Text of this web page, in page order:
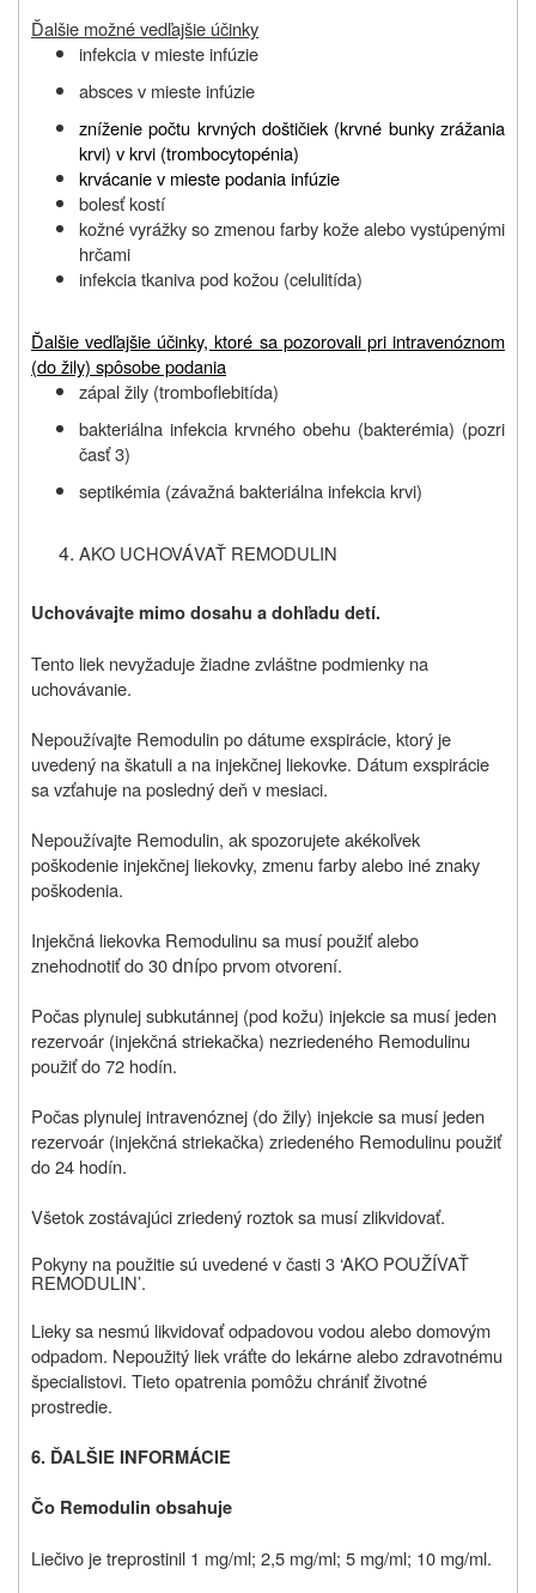
Ďalšie možné vedľajšie účinky
infekcia v mieste infúzie
absces v mieste infúzie
zníženie počtu krvných doštičiek (krvné bunky zrážania
krvi) v krvi (trombocytopénia)
krvácanie v mieste podania infúzie
bolesť kostí
kožné vyrážky so zmenou farby kože alebo vystúpenými
hrčami
infekcia tkaniva pod kožou (celulitída)
Ďalšie vedľajšie účinky, ktoré sa pozorovali pri intravenóznom
(do žily) spôsobe podania
zápal žily (tromboflebitída)
bakteriálna infekcia krvného obehu (bakterémia) (pozri
časť 3)
septikémia (závažná bakteriálna infekcia krvi)
AKO UCHOVÁVAŤ REMODULIN
Uchovávajte mimo dosahu a dohľadu detí.
Tento liek nevyžaduje žiadne zvláštne podmienky na
uchovávanie.
Nepoužívajte Remodulin po dátume exspirácie, ktorý je
uvedený na škatuli a na injekčnej liekovke. Dátum exspirácie
sa vzťahuje na posledný deň v mesiaci.
Nepoužívajte Remodulin, ak spozorujete akékoľvek
poškodenie injekčnej liekovky, zmenu farby alebo iné znaky
poškodenia.
Injekčná liekovka Remodulinu sa musí použiť alebo
znehodnotiť do 30dnípo prvom otvorení.
Počas plynulej subkutánnej (pod kožu) injekcie sa musí jeden
rezervoár (injekčná striekačka) nezriedeného Remodulinu
použiť do 72 hodín.
Počas plynulej intravenóznej (do žily) injekcie sa musí jeden
rezervoár (injekčná striekačka) zriedeného Remodulinu použiť
do 24 hodín.
Všetok zostávajúci zriedený roztok sa musí zlikvidovať.
Pokyny na použitie sú uvedené v časti 3 ‘AKO POUŽÍVAŤ
REMODULIN’.
Lieky sa nesmú likvidovať odpadovou vodou alebo domovým
odpadom. Nepoužitý liek vráťte do lekárne alebo zdravotnému
špecialistovi. Tieto opatrenia pomôžu chrániť životné
prostredie.
6. ĎALŠIE INFORMÁCIE
Čo Remodulin obsahuje
Liečivo je treprostinil 1 mg/ml; 2,5 mg/ml; 5 mg/ml; 10 mg/ml.